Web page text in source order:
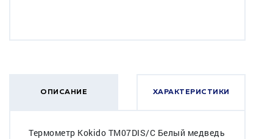
ОПИСАНИЕ ХАРАКТЕРИСТИКИ
Термометр Kokido TM07DIS/C Белый медведь